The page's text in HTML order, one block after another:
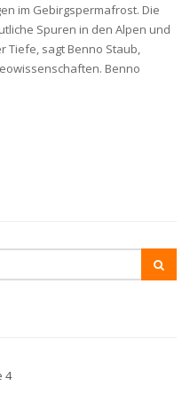
im Gebirgspermafrost. Die
Spuren in den Alpen und
Tiefe, sagt Benno Staub,
Benno
4